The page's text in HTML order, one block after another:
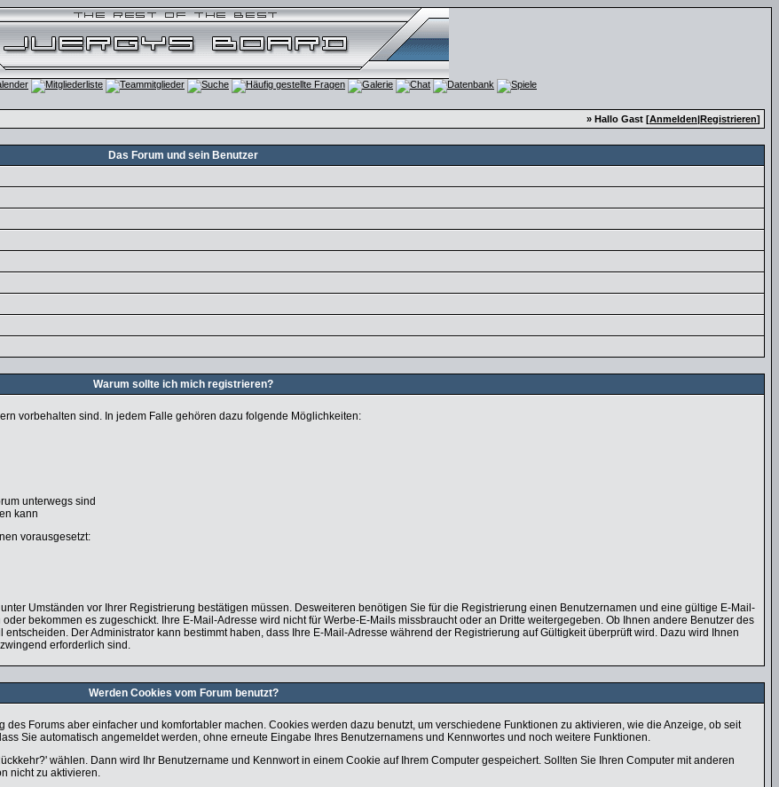
» Hallo Gast [Anmelden|Registrieren]
Das Forum und sein Benutzer
Warum sollte ich mich registrieren?
vorbehalten sind. In jedem Falle gehören dazu folgende Möglichkeiten:
unterwegs sind
kann
vorausgesetzt:
Umständen vor Ihrer Registrierung bestätigen müssen. Desweiteren benötigen Sie für die Registrierung einen Benutzernamen und eine gültige E-Mail-
bekommen es zugeschickt. Ihre E-Mail-Adresse wird nicht für Werbe-E-Mails missbraucht oder an Dritte weitergegeben. Ob Ihnen andere Benutzer des
Der Administrator kann bestimmt haben, dass Ihre E-Mail-Adresse während der Registrierung auf Gültigkeit überprüft wird. Dazu wird Ihnen
erforderlich sind.
Werden Cookies vom Forum benutzt?
Forums aber einfacher und komfortabler machen. Cookies werden dazu benutzt, um verschiedene Funktionen zu aktivieren, wie die Anzeige, ob seit
Sie automatisch angemeldet werden, ohne erneute Eingabe Ihres Benutzernamens und Kennwortes und noch weitere Funktionen.
wählen. Dann wird Ihr Benutzername und Kennwort in einem Cookie auf Ihrem Computer gespeichert. Sollten Sie Ihren Computer mit anderen
nicht zu aktivieren.